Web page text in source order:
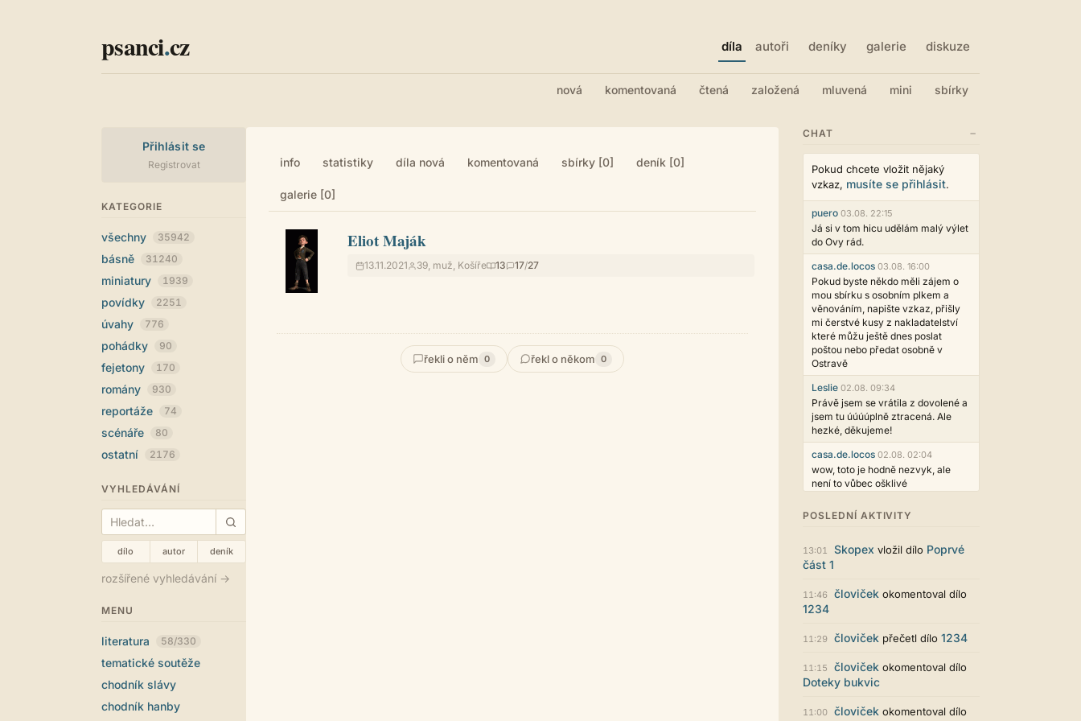
psanci.cz díla autoři deníky galerie diskuze
nová komentovaná čtená založená mluvená mini sbírky
Přihlásit se
Registrovat
KATEGORIE
všechny 35942
básně 31240
miniatury 1939
povídky 2251
úvahy 776
pohádky 90
fejetony 170
romány 930
reportáže 74
scénáře 80
ostatní 2176
VYHLEDÁVÁNÍ
dílo autor deník
rozšířené vyhledávání →
MENU
literatura 58/330
tematické soutěže
chodník slávy
chodník hanby
info statistiky díla nová komentovaná sbírky [0] deník [0]
galerie [0]
Eliot Maják
13.11.2021 39, muž, Košíře 13 17/27
řekli o něm 0 řekl o někom 0
CHAT −
Pokud chcete vložit nějaký
vzkaz, musíte se přihlásit.
puero 03.08. 22:15
Já si v tom hicu udělám malý výlet
do Ovy rád.
casa.de.locos 03.08. 16:00
Pokud byste někdo měli zájem o
mou sbírku s osobním plkem a
věnováním, napište vzkaz, přišly
mi čerstvé kusy z nakladatelství
které můžu ještě dnes poslat
poštou nebo předat osobně v
Ostravě
Leslie 02.08. 09:34
Právě jsem se vrátila z dovolené a
jsem tu úúúúplně ztracená. Ale
hezké, děkujeme!
casa.de.locos 02.08. 02:04
wow, toto je hodně nezvyk, ale
není to vůbec ošklivé
Jarda468
Už i počet přečtení jde vidět,
myslím také už v pořádku,
perfektní práce :)
Singularis
30.07. 06:19
Líbí se mi tmavá varianta nového
vzhledu. Na některých místech
jsou sice mezi prvky příliš velké
mezery, ale když mě to bude štvát,
stylem... Celkově je styl dobře
funkční a příjemný. Podvedl se.
puero 29.07. 11:53
POSLEDNÍ AKTIVITY
13:01 Skopex vložil dílo Poprvé
část 1
11:46 človiček okomentoval dílo
1234
11:29 človiček přečetl dílo 1234
11:15 človiček okomentoval dílo
Doteky bukvic
11:00 človiček okomentoval dílo